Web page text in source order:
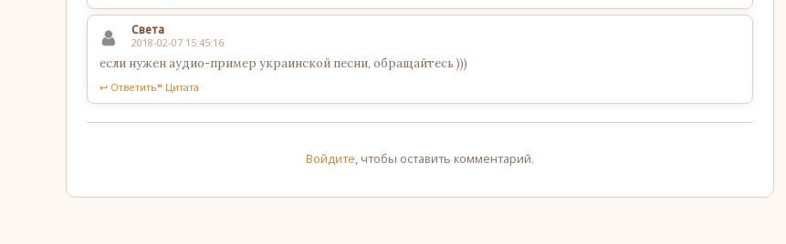
Света
2018-02-07 15:45:16
если нужен аудио-пример украинской песни, обращайтесь )))
↩ Ответить❝ Цитата
Войдите, чтобы оставить комментарий.